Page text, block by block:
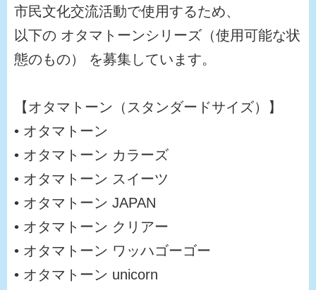
市民文化交流活動で使用するため、
以下の オタマトーンシリーズ（使用可能な状
態のもの） を募集しています。
【オタマトーン（スタンダードサイズ）】
• オタマトーン
• オタマトーン カラーズ
• オタマトーン スイーツ
• オタマトーン JAPAN
• オタマトーン クリアー
• オタマトーン ワッハゴーゴー
• オタマトーン unicorn